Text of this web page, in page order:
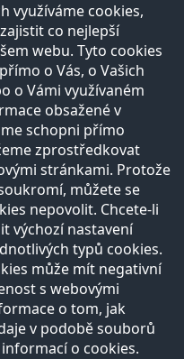
využíváme cookies,
co nejlepší
webu. Tyto cookies
o Vás, o Vašich
o Vámi využívaném
obsažené v
schopni přímo
zprostředkovat
stránkami. Protože
můžete se
nepovolit. Chcete-li
výchozí nastavení
typů cookies.
může mít negativní
s webovými
o tom, jak
v podobě souborů
o cookies.